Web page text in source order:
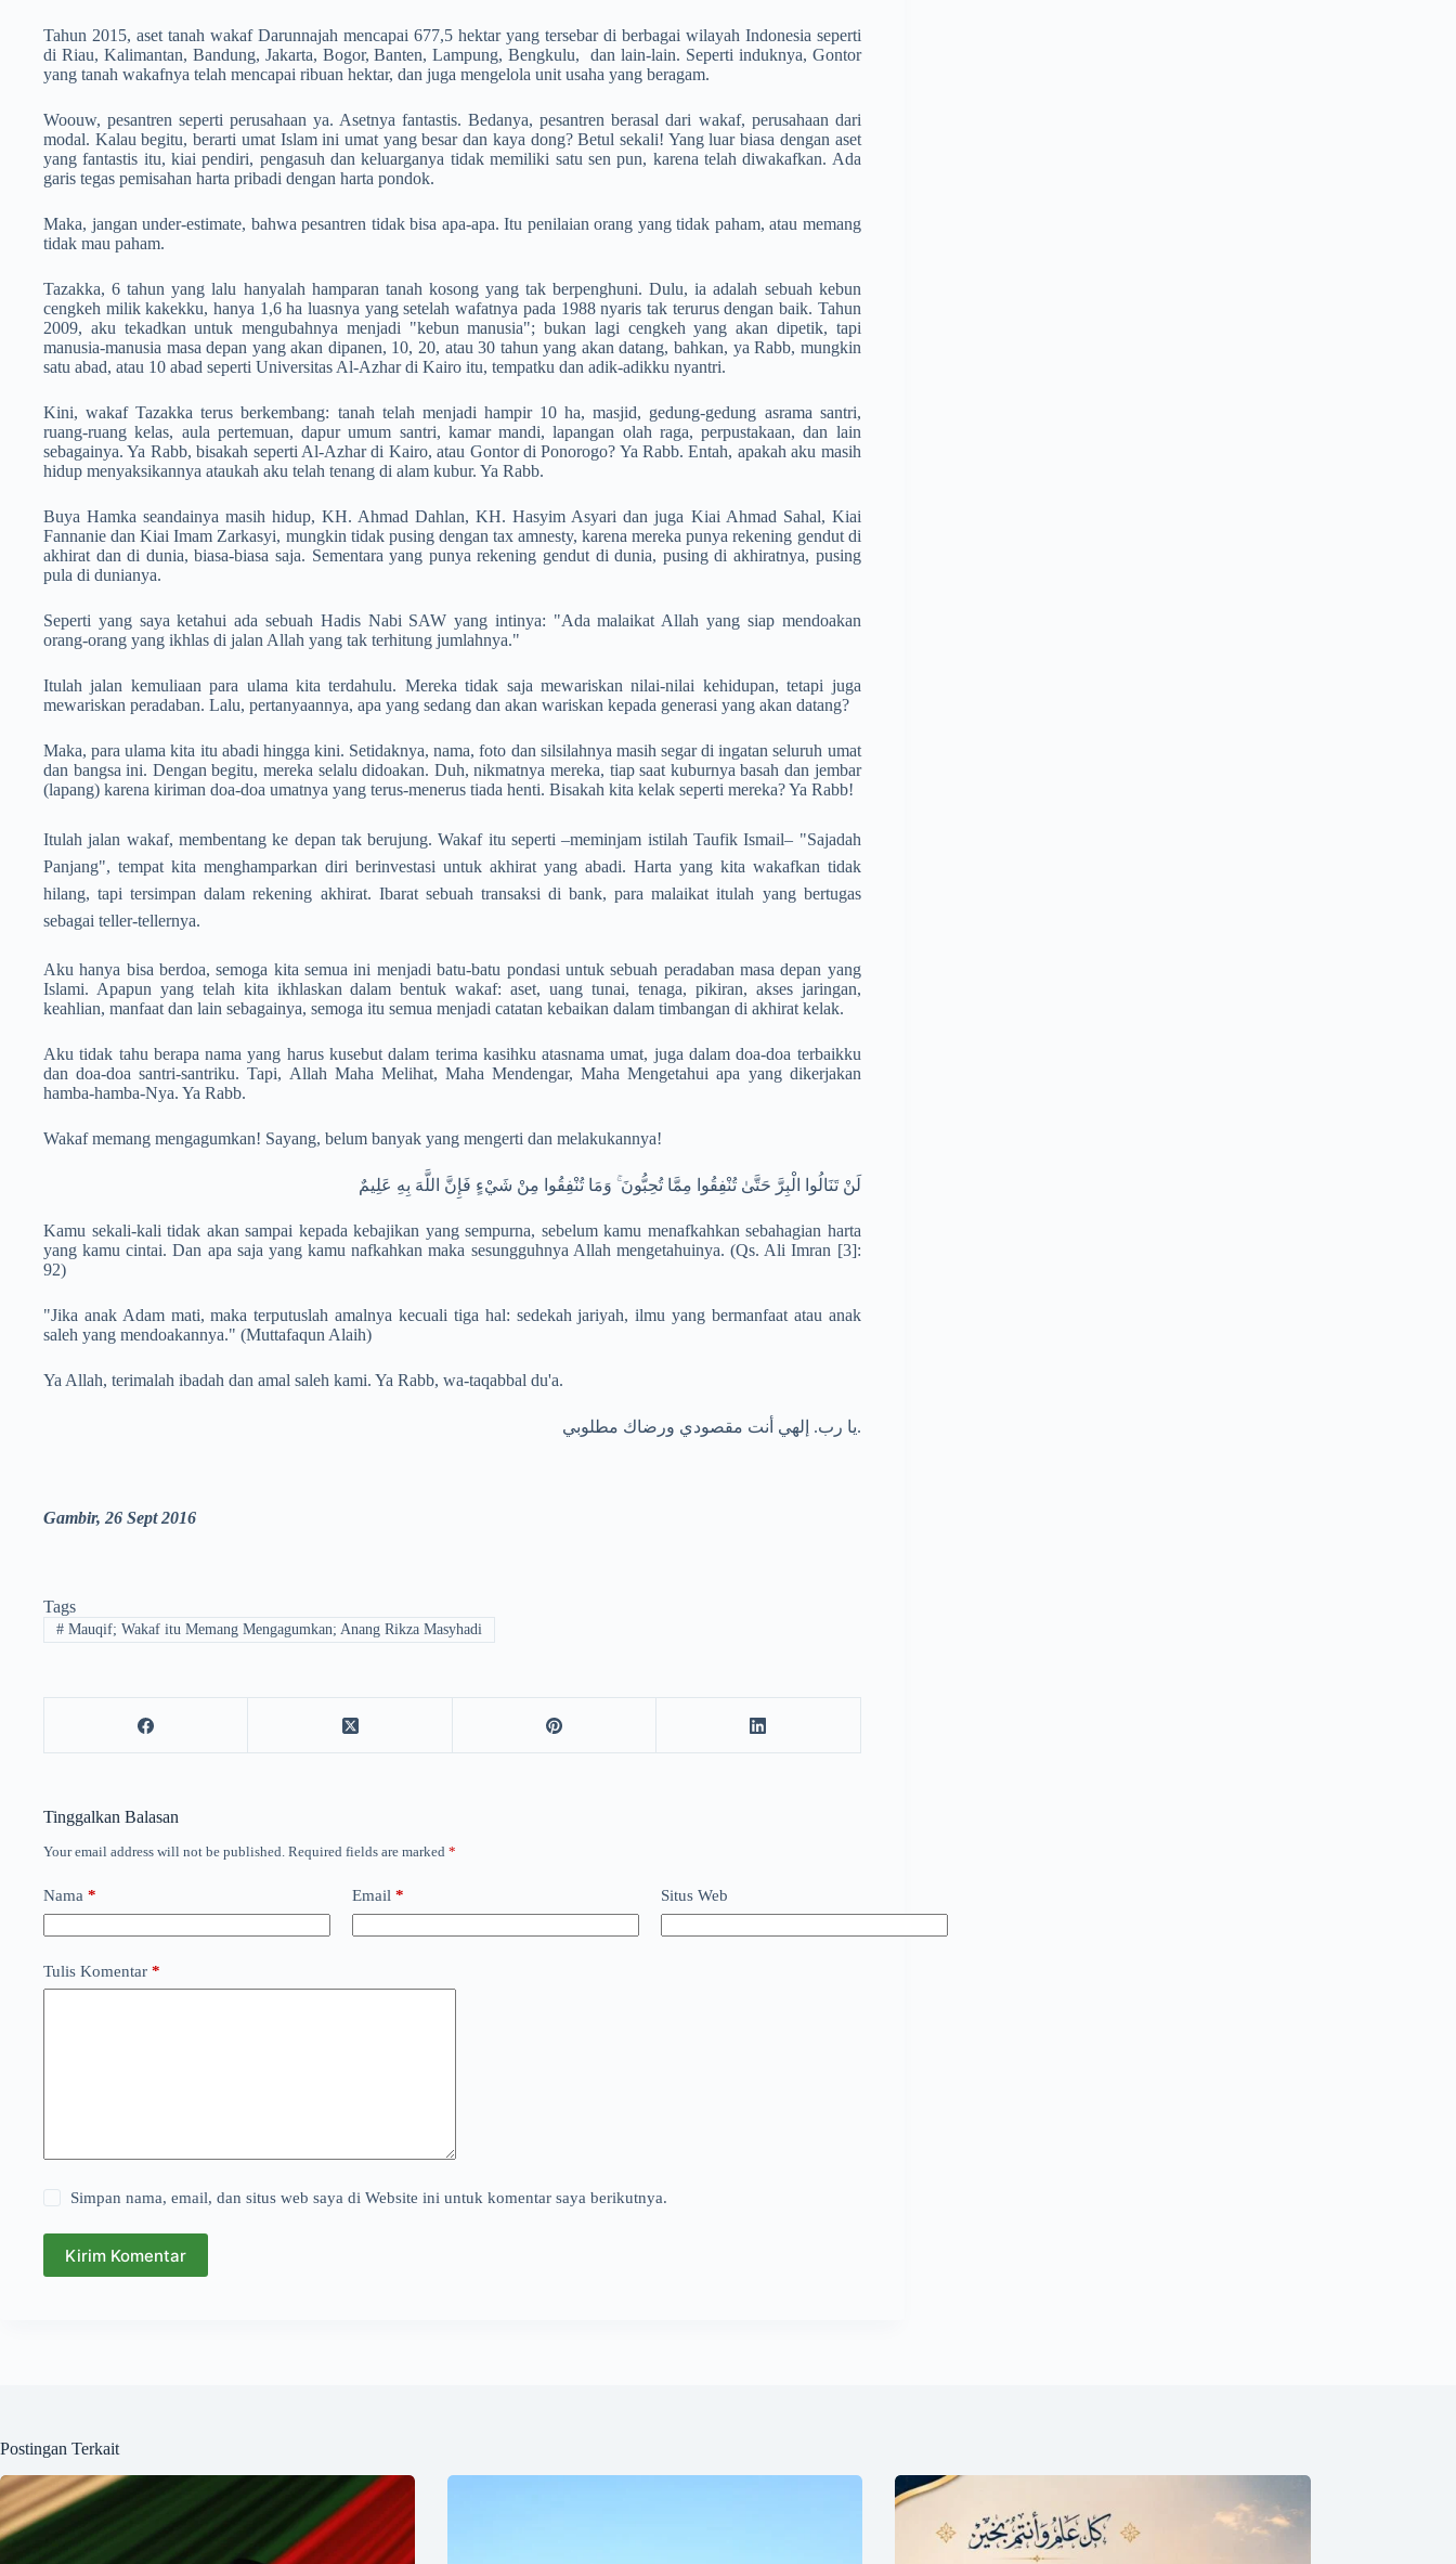
Tahun 2015, aset tanah wakaf Darunnajah mencapai 677,5 hektar yang tersebar di berbagai wilayah Indonesia seperti
di Riau, Kalimantan, Bandung, Jakarta, Bogor, Banten, Lampung, Bengkulu, dan lain-lain. Seperti induknya, Gontor
yang tanah wakafnya telah mencapai ribuan hektar, dan juga mengelola unit usaha yang beragam.
Woouw, pesantren seperti perusahaan ya. Asetnya fantastis. Bedanya, pesantren berasal dari wakaf, perusahaan dari
modal. Kalau begitu, berarti umat Islam ini umat yang besar dan kaya dong? Betul sekali! Yang luar biasa dengan aset
yang fantastis itu, kiai pendiri, pengasuh dan keluarganya tidak memiliki satu sen pun, karena telah diwakafkan. Ada
garis tegas pemisahan harta pribadi dengan harta pondok.
Maka, jangan under-estimate, bahwa pesantren tidak bisa apa-apa. Itu penilaian orang yang tidak paham, atau memang
tidak mau paham.
Tazakka, 6 tahun yang lalu hanyalah hamparan tanah kosong yang tak berpenghuni. Dulu, ia adalah sebuah kebun
cengkeh milik kakekku, hanya 1,6 ha luasnya yang setelah wafatnya pada 1988 nyaris tak terurus dengan baik. Tahun
2009, aku tekadkan untuk mengubahnya menjadi "kebun manusia"; bukan lagi cengkeh yang akan dipetik, tapi
manusia-manusia masa depan yang akan dipanen, 10, 20, atau 30 tahun yang akan datang, bahkan, ya Rabb, mungkin
satu abad, atau 10 abad seperti Universitas Al-Azhar di Kairo itu, tempatku dan adik-adikku nyantri.
Kini, wakaf Tazakka terus berkembang: tanah telah menjadi hampir 10 ha, masjid, gedung-gedung asrama santri,
ruang-ruang kelas, aula pertemuan, dapur umum santri, kamar mandi, lapangan olah raga, perpustakaan, dan lain
sebagainya. Ya Rabb, bisakah seperti Al-Azhar di Kairo, atau Gontor di Ponorogo? Ya Rabb. Entah, apakah aku masih
hidup menyaksikannya ataukah aku telah tenang di alam kubur. Ya Rabb.
Buya Hamka seandainya masih hidup, KH. Ahmad Dahlan, KH. Hasyim Asyari dan juga Kiai Ahmad Sahal, Kiai
Fannanie dan Kiai Imam Zarkasyi, mungkin tidak pusing dengan tax amnesty, karena mereka punya rekening gendut di
akhirat dan di dunia, biasa-biasa saja. Sementara yang punya rekening gendut di dunia, pusing di akhiratnya, pusing
pula di dunianya.
Seperti yang saya ketahui ada sebuah Hadis Nabi SAW yang intinya: "Ada malaikat Allah yang siap mendoakan
orang-orang yang ikhlas di jalan Allah yang tak terhitung jumlahnya."
Itulah jalan kemuliaan para ulama kita terdahulu. Mereka tidak saja mewariskan nilai-nilai kehidupan, tetapi juga
mewariskan peradaban. Lalu, pertanyaannya, apa yang sedang dan akan wariskan kepada generasi yang akan datang?
Maka, para ulama kita itu abadi hingga kini. Setidaknya, nama, foto dan silsilahnya masih segar di ingatan seluruh umat
dan bangsa ini. Dengan begitu, mereka selalu didoakan. Duh, nikmatnya mereka, tiap saat kuburnya basah dan jembar
(lapang) karena kiriman doa-doa umatnya yang terus-menerus tiada henti. Bisakah kita kelak seperti mereka? Ya Rabb!
Itulah jalan wakaf, membentang ke depan tak berujung. Wakaf itu seperti –meminjam istilah Taufik Ismail– "Sajadah
Panjang", tempat kita menghamparkan diri berinvestasi untuk akhirat yang abadi. Harta yang kita wakafkan tidak
hilang, tapi tersimpan dalam rekening akhirat. Ibarat sebuah transaksi di bank, para malaikat itulah yang bertugas
sebagai teller-tellernya.
Aku hanya bisa berdoa, semoga kita semua ini menjadi batu-batu pondasi untuk sebuah peradaban masa depan yang
Islami. Apapun yang telah kita ikhlaskan dalam bentuk wakaf: aset, uang tunai, tenaga, pikiran, akses jaringan,
keahlian, manfaat dan lain sebagainya, semoga itu semua menjadi catatan kebaikan dalam timbangan di akhirat kelak.
Aku tidak tahu berapa nama yang harus kusebut dalam terima kasihku atasnama umat, juga dalam doa-doa terbaikku
dan doa-doa santri-santriku. Tapi, Allah Maha Melihat, Maha Mendengar, Maha Mengetahui apa yang dikerjakan
hamba-hamba-Nya. Ya Rabb.
Wakaf memang mengagumkan! Sayang, belum banyak yang mengerti dan melakukannya!
لَنْ تَنَالُوا الْبِرَّ حَتَّىٰ تُنْفِقُوا مِمَّا تُحِبُّونَ ۚ وَمَا تُنْفِقُوا مِنْ شَيْءٍ فَإِنَّ اللَّهَ بِهِ عَلِيمٌ
Kamu sekali-kali tidak akan sampai kepada kebajikan yang sempurna, sebelum kamu menafkahkan sebahagian harta
yang kamu cintai. Dan apa saja yang kamu nafkahkan maka sesungguhnya Allah mengetahuinya. (Qs. Ali Imran [3]:
92)
"Jika anak Adam mati, maka terputuslah amalnya kecuali tiga hal: sedekah jariyah, ilmu yang bermanfaat atau anak
saleh yang mendoakannya." (Muttafaqun Alaih)
Ya Allah, terimalah ibadah dan amal saleh kami. Ya Rabb, wa-taqabbal du'a.
يا رب. إلهي أنت مقصودي ورضاك مطلوبي.
Gambir, 26 Sept 2016
Tags
#Mauqif; Wakaf itu Memang Mengagumkan; Anang Rikza Masyhadi
Tinggalkan Balasan
Your email address will not be published. Required fields are marked *
Nama * Email * Situs Web
Tulis Komentar *
Simpan nama, email, dan situs web saya di Website ini untuk komentar saya berikutnya.
Kirim Komentar
Postingan Terkait